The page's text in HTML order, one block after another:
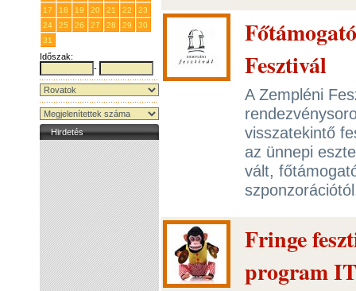
17
18 19 20 21 22
23
24
25 26 27 28 29
30
31
Időszak:
-
Hirdetés
Fesztivál
A Zempléni
visszatekintő
az ünnepi
vált,
Fringe
program